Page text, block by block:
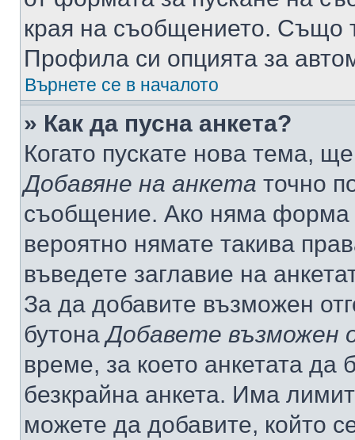
края на съобщението. Също
Профила си опцията за
Върнете се в началото
» Как да пусна анкета?
Когато пускате нова тема,
Добавяне на анкета точно
съобщение. Ако няма форма
вероятно нямате такива
въведете заглавие на
За да добавите възможен
бутонаДобавете възможен
време, за което анкетата да
безкрайна анкета. Има
можете да добавите, който